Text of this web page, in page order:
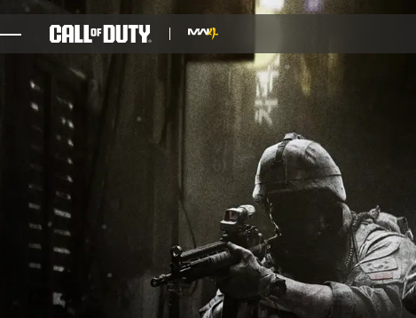
NOTÍCIAS
SUPORTE
XBOX GAME PASS